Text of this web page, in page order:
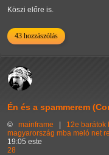
Köszi előre is.
43 hozzászólás
Én és a spammerem
© mainframe | 12e barátok
magyarország mba meló net
19:05 este
28